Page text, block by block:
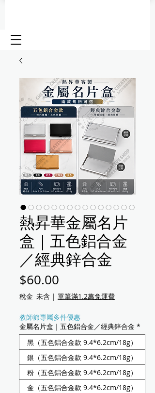
熱昇華金屬名片
盒｜五色鋁合金
／經典鋅合金
$60.00
稅金 未含 | 單筆滿1.2萬免運費
教師節專屬多件優惠
金屬名片盒｜五色鋁合金／經典鋅合金 *
黑（五色鋁合金款 9.4*6.2cm/18g）
銀（五色鋁合金款 9.4*6.2cm/18g）
粉（五色鋁合金款 9.4*6.2cm/18g）
金（五色鋁合金款 9.4*6.2cm/18g）